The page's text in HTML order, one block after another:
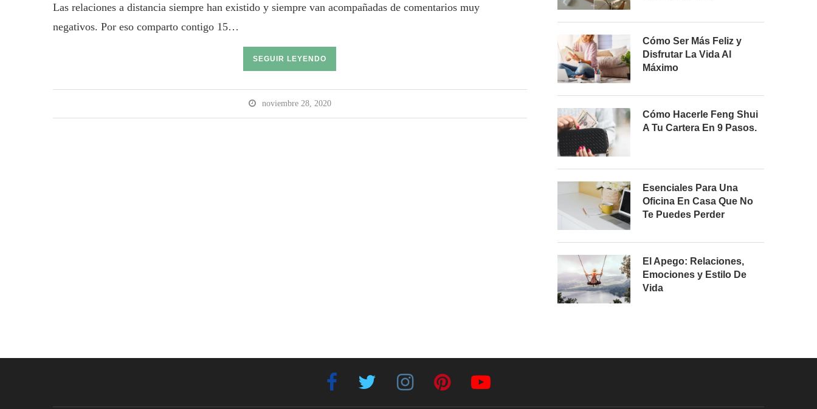
Las relaciones a distancia siempre han existido y siempre van acompañadas de comentarios muy
negativos. Por eso comparto contigo 15…
SEGUIR LEYENDO
noviembre 28, 2020
Cómo Ser Más Feliz y
Disfrutar La Vida Al
Máximo
Cómo Hacerle Feng Shui
A Tu Cartera En 9 Pasos.
Esenciales Para Una
Oficina En Casa Que No
Te Puedes Perder
El Apego: Relaciones,
Emociones y Estilo De
Vida